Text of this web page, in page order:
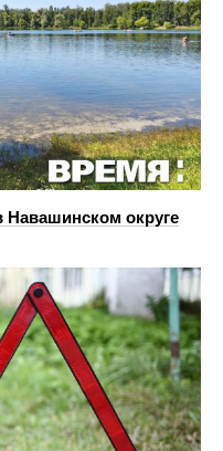
Навашинском округе